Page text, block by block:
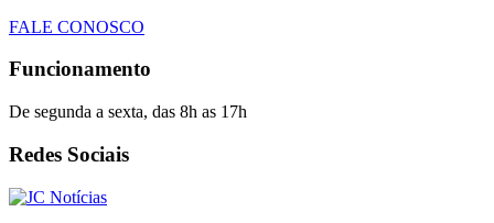
FALE CONOSCO
Funcionamento
De segunda a sexta, das 8h as 17h
Redes Sociais